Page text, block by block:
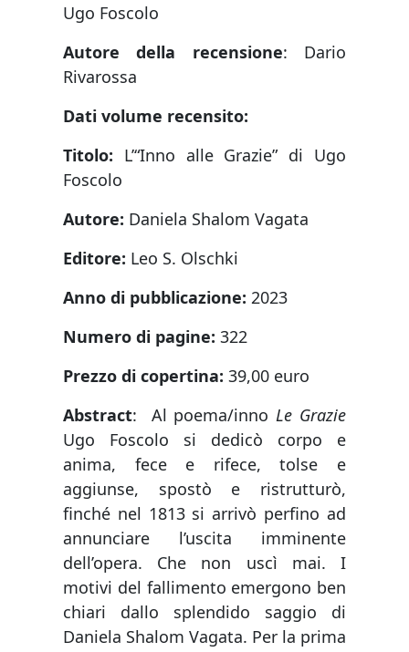
Ugo Foscolo
Autore della recensione: Dario
Rivarossa
Dati volume recensito:
Titolo: L’“Inno alle Grazie” di Ugo
Foscolo
Autore: Daniela Shalom Vagata
Editore: Leo S. Olschki
Anno di pubblicazione: 2023
Numero di pagine: 322
Prezzo di copertina: 39,00 euro
Abstract: Al poema/innoLe Grazie
Ugo Foscolo si dedicò corpo e
anima, fece e rifece, tolse e
aggiunse, spostò e ristrutturò,
finché nel 1813 si arrivò perfino ad
annunciare l’uscita imminente
dell’opera. Che non uscì mai. I
motivi del fallimento emergono ben
chiari dallo splendido saggio di
Daniela Shalom Vagata. Per la prima